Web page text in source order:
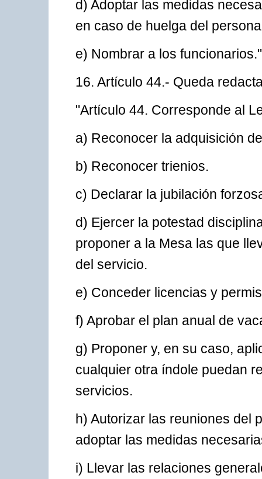
d) Adoptar las medidas
en caso de huelga del
e) Nombrar a los funcionarios."
16. Artículo 44.- Queda
"Artículo 44. Corresponde al
a) Reconocer la adquisición
b) Reconocer trienios.
c) Declarar la jubilación
d) Ejercer la potestad
proponer a la Mesa las que
del servicio.
e) Conceder licencias y
f) Aprobar el plan anual de
g) Proponer y, en su caso,
cualquier otra índole puedan
servicios.
h) Autorizar las reuniones del
adoptar las medidas
i) Llevar las relaciones